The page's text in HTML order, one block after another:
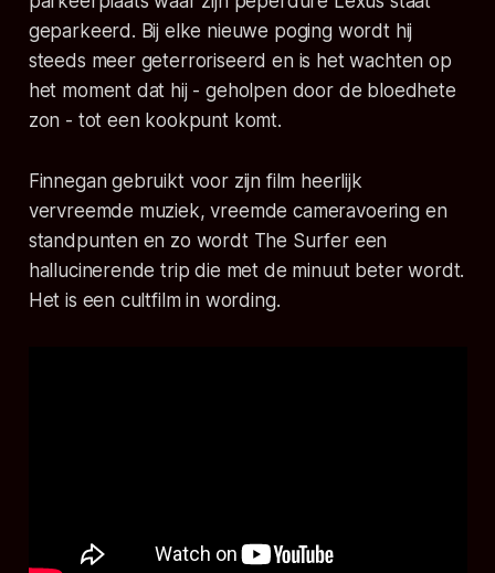
geparkeerd. Bij elke nieuwe poging wordt hij
steeds meer geterroriseerd en is het wachten op
het moment dat hij - geholpen door de bloedhete
zon - tot een kookpunt komt.
Finnegan gebruikt voor zijn film heerlijk
vervreemde muziek, vreemde cameravoering en
standpunten en zo wordt The Surfereen
hallucinerende trip die met de minuut beter wordt.
Het is een cultfilm in wording.